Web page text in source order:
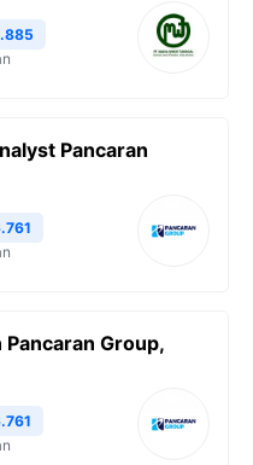
Pancaran
Group,